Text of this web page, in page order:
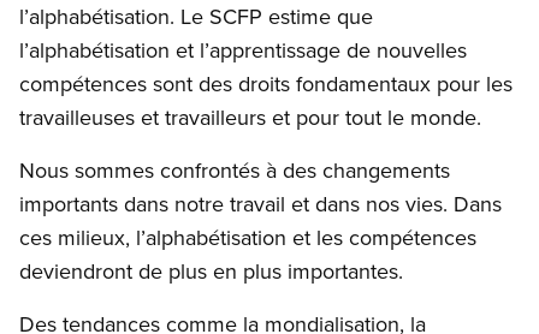
l’alphabétisation. Le SCFP estime que
l’alphabétisation et l’apprentissage de nouvelles
compétences sont des droits fondamentaux pour les
travailleuses et travailleurs et pour tout le monde.
Nous sommes confrontés à des changements
importants dans notre travail et dans nos vies. Dans
ces milieux, l’alphabétisation et les compétences
deviendront de plus en plus importantes.
Des tendances comme la mondialisation, la